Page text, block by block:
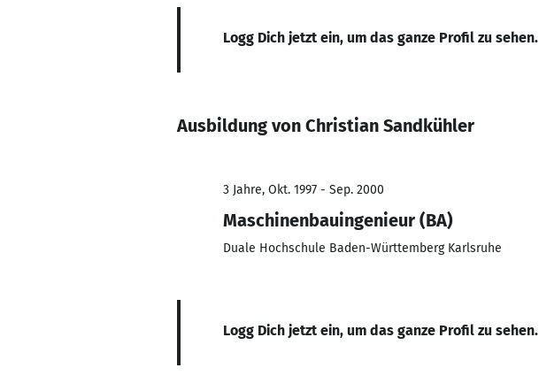
Logg Dich jetzt ein, um das ganze Profil zu sehen.
Ausbildung von Christian Sandkühler
3 Jahre, Okt. 1997 - Sep. 2000
Maschinenbauingenieur (BA)
Duale Hochschule Baden-Württemberg Karlsruhe
Logg Dich jetzt ein, um das ganze Profil zu sehen.